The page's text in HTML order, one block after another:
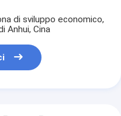
di sviluppo economico,
Anhui, Cina